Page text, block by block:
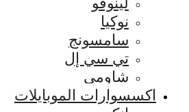
نوكيا
سامسونج
تي سي إل
شاومي
اكسسوارات الموبايلات